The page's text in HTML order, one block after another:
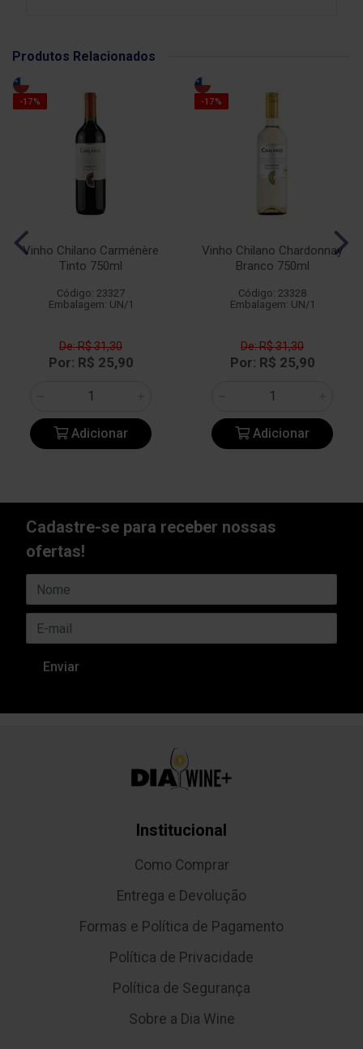
Produtos Relacionados
-17%
Vinho Chilano Carménère
Tinto 750ml
Código: 23327
Embalagem: UN/1
De: R$ 31,30
Por: R$ 25,90
Adicionar
-17%
Vinho Chilano Chardonnay
Branco 750ml
Código: 23328
Embalagem: UN/1
De: R$ 31,30
Por: R$ 25,90
Adicionar
Cadastre-se para receber nossas
ofertas!
Institucional
Como Comprar
Entrega e Devolução
Formas e Política de Pagamento
Política de Privacidade
Política de Segurança
Sobre a Dia Wine